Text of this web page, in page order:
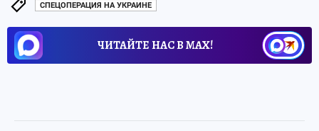
СПЕЦОПЕРАЦИЯ НА УКРАИНЕ
ЧИТАЙТЕ НАС В МАХ!